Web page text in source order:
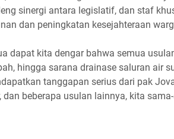
sinergi antara legislatif, dan staf
dan peningkatan kesejahteraan
dapat kita dengar bahwa semua
hingga sarana drainase saluran air
tanggapan serius dari pak
dan beberapa usulan lainnya, kita